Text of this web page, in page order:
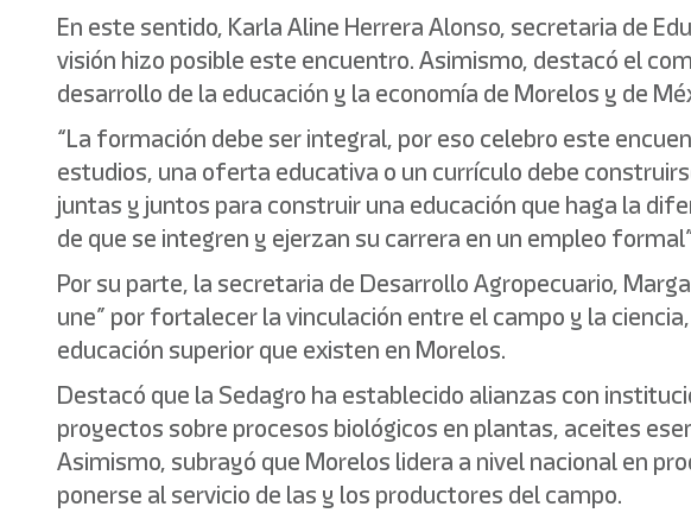
En este sentido, Karla Aline Herrera Alonso, secretaria de
visión hizo posible este encuentro. Asimismo, destacó el
desarrollo de la educación y la economía de Morelos y de
“La formación debe ser integral, por eso celebro este
estudios, una oferta educativa o un currículo debe
juntas y juntos para construir una educación que haga la
de que se integren y ejerzan su carrera en un empleo
Por su parte, la secretaria de Desarrollo Agropecuario,
une” por fortalecer la vinculación entre el campo y la
educación superior que existen en Morelos.
Destacó que la Sedagro ha establecido alianzas con
proyectos sobre procesos biológicos en plantas, aceites
Asimismo, subrayó que Morelos lidera a nivel nacional en
ponerse al servicio de las y los productores del campo.